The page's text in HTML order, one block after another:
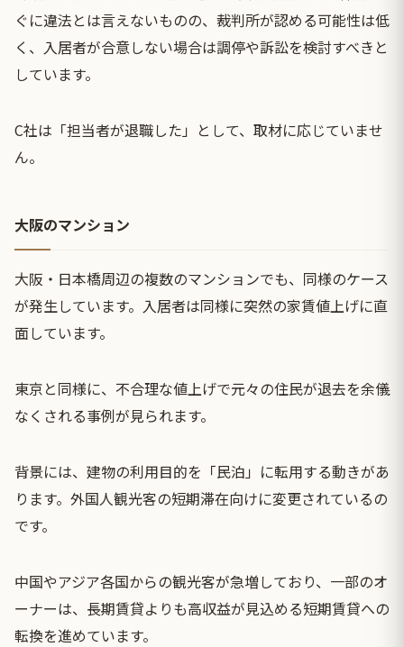
ぐに違法とは言えないものの、裁判所が認める可能性は低
く、入居者が合意しない場合は調停や訴訟を検討すべきと
しています。
C社は「担当者が退職した」として、取材に応じていませ
ん。
大阪のマンション
大阪・日本橋周辺の複数のマンションでも、同様のケース
が発生しています。入居者は同様に突然の家賃値上げに直
面しています。
東京と同様に、不合理な値上げで元々の住民が退去を余儀
なくされる事例が見られます。
背景には、建物の利用目的を「民泊」に転用する動きがあ
ります。外国人観光客の短期滞在向けに変更されているの
です。
中国やアジア各国からの観光客が急増しており、一部のオ
ーナーは、長期賃貸よりも高収益が見込める短期賃貸への
転換を進めています。